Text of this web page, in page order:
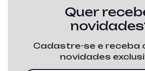
Quer
Cadastre-se e receba
novidades